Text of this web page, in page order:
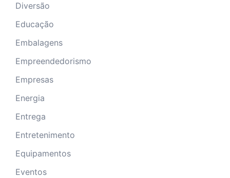
Diversão
Educação
Embalagens
Empreendedorismo
Empresas
Energia
Entrega
Entretenimento
Equipamentos
Eventos